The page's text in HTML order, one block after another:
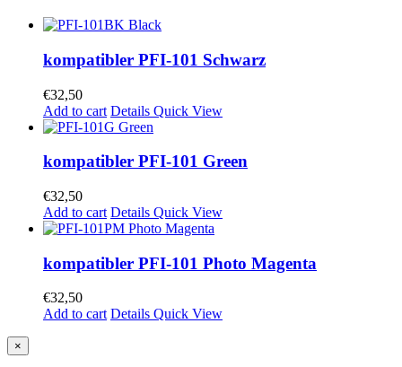
kompatibler PFI-101 Schwarz
€32,50
Add to cart Details Quick View
kompatibler PFI-101 Green
€32,50
Add to cart Details Quick View
kompatibler PFI-101 Photo Magenta
€32,50
Add to cart Details Quick View
Close
product
×